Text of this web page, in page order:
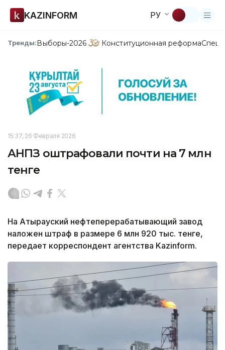
KAZINFORM РУ
Тренды:Выборы-2026 Конституционная реформа
15:37, 26 Февраля 2026
АНПЗ оштрафовали почти на 7 млн
тенге
На Атырауский нефтеперерабатывающий завод
наложен штраф в размере 6 млн 920 тыс. тенге,
передает корреспондент агентства Kazinform.